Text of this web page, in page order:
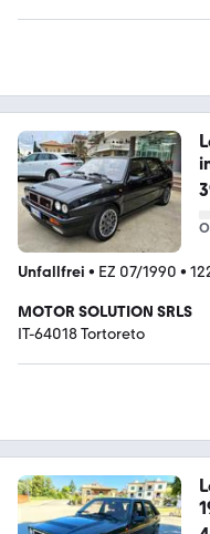
Unfallfrei • EZ 07/1990 •
MOTOR SOLUTION SRLS
IT-64018 Tortoreto